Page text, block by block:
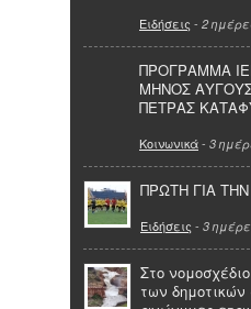
Ειδήσεις - 2
ΠΡΟΓΡΑΜΜΑ
ΜΗΝΟΣ
ΠΕΤΡΑΣ
Κοινωνικά- 3
ΠΡΩΤΗ ΓΙΑ
Ειδήσεις - 3
Στο
των